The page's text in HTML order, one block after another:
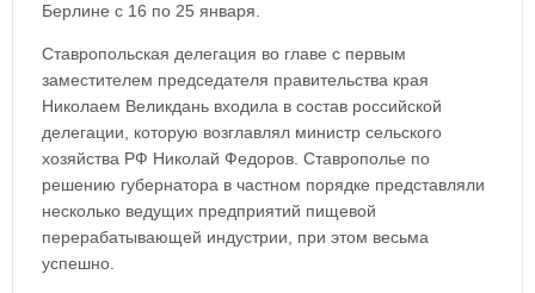
Берлине с 16 по 25 января.
Ставропольская делегация во главе с первым
заместителем председателя правительства края
Николаем Великдань входила в состав российской
делегации, которую возглавлял министр сельского
хозяйства РФ Николай Федоров. Ставрополье по
решению губернатора в частном порядке представляли
несколько ведущих предприятий пищевой
перерабатывающей индустрии, при этом весьма
успешно.